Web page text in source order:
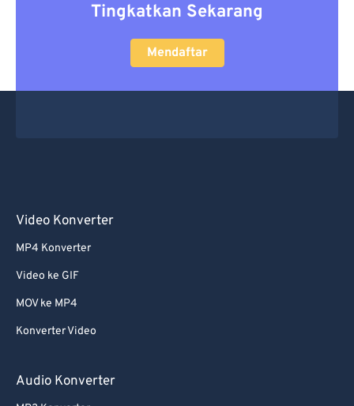
Tingkatkan Sekarang
Mendaftar
Video Konverter
MP4 Konverter
Video ke GIF
MOV ke MP4
Konverter Video
Audio Konverter